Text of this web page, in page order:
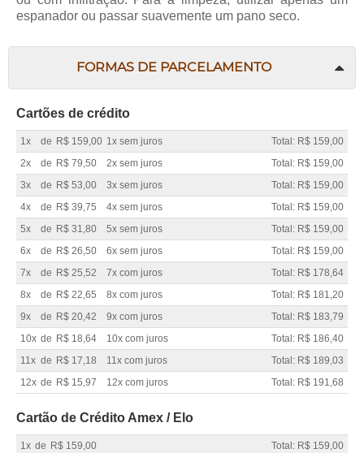
espanador ou passar suavemente um pano seco.
FORMAS DE PARCELAMENTO
Cartões de crédito
1x de R$ 159,00 1x sem juros
Total: R$ 159,00
2x
de R$ 79,50 2x sem juros
Total: R$ 159,00
3x
de R$ 53,00 3x sem juros
Total: R$ 159,00
4x
de R$ 39,75 4x sem juros
Total: R$ 159,00
5x
de R$ 31,80 5x sem juros
Total: R$ 159,00
6x
de R$ 26,50 6x sem juros
Total: R$ 159,00
7x
de R$ 25,52 7x com juros
Total: R$ 178,64
8x
de R$ 22,65 8x com juros
Total: R$ 181,20
9x
de R$ 20,42 9x com juros
Total: R$ 183,79
10x de R$ 18,64 10x com juros
Total: R$ 186,40
11x de R$ 17,18 11x com juros
Total: R$ 189,03
12x de R$ 15,97 12x com juros Total: R$ 191,68
Cartão de Crédito Amex / Elo
1x de R$ 159,00
Total: R$ 159,00